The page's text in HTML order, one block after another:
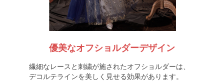
優美なオフショルダーデザイン
繊細なレースと刺繍が施されたオフショルダーは、
デコルテラインを美しく見せる効果があります。